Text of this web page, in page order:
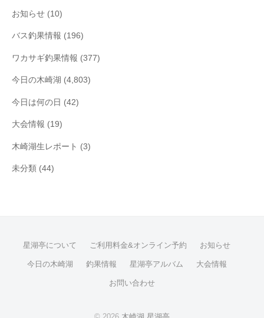
お知らせ (10)
バス釣果情報 (196)
ワカサギ釣果情報 (377)
今日の木崎湖 (4,803)
今日は何の日 (42)
大会情報 (19)
木崎湖生レポート (3)
未分類 (44)
星湖亭について ご利用料金&オンライン予約 お知らせ
今日の木崎湖 釣果情報 星湖亭アルバム 大会情報
お問い合わせ